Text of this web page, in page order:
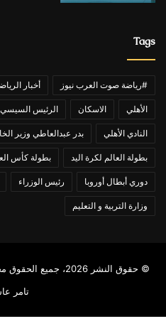
Tags
#رياضة صوت العرب نيوز أخبار
الأهلي الاسكان الرئيس السيسي
النادي الأهلي بدر عبدالعاطي وزير
بطولة العالم لكرة اليد بطولة كأس
دوري أبطال أوروبا رئيس الوزراء
وزارة التربية و التعليم
© حقوق النشر 2026، جميع الحقوق محفوظة |
تامر